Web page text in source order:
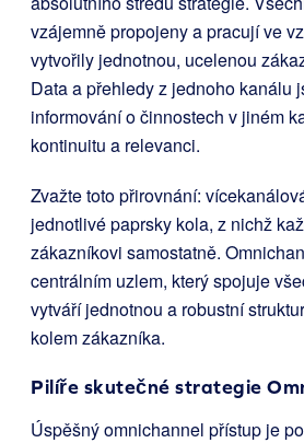
vzájemně propojeny a pracují ve
vytvořily jednotnou, ucelenou
Data a přehledy z jednoho kanálu
informování o činnostech v jiném
kontinuitu a relevanci.
Zvažte toto přirovnání:
jednotlivé paprsky kola, z nichž
zákazníkovi samostatně.
centrálním uzlem, který spojuje
vytváří jednotnou a robustní
kolem zákazníka.
Pilíře skutečné strategie
Úspěšný omnichannel přístup je